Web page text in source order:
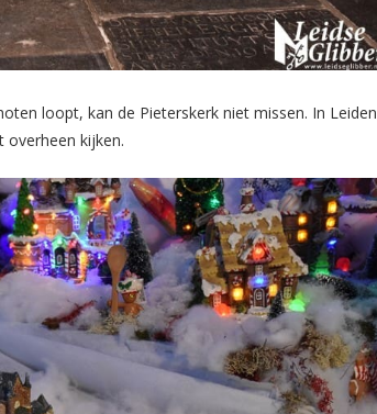
loopt, kan de Pieterskerk niet missen. In Leiden
kijken.